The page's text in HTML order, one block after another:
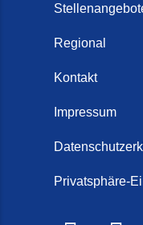
Regional
Kontakt
Impressum
Privatsphäre-